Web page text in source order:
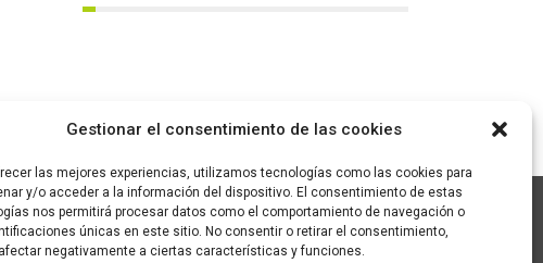
Gestionar el consentimiento de las cookies
las mejores experiencias, utilizamos tecnologías como las cookies para
y/o acceder a la información del dispositivo. El consentimiento de estas
nos permitirá procesar datos como el comportamiento de navegación o
únicas en este sitio. No consentir o retirar el consentimiento,
negativamente a ciertas características y funciones.
C/ Pallars 65, 2º 4ª